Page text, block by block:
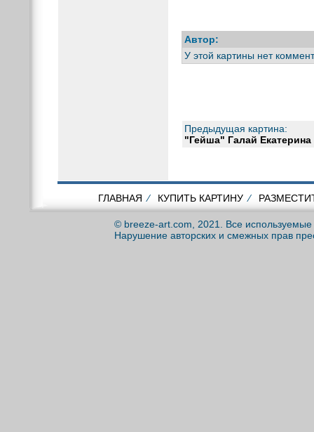
Автор:
У этой картины нет
Предыдущая картина:
"Гейша" Галай Екатерина
ГЛАВНАЯ ⁄ КУПИТЬ КАРТИНУ ⁄
© breeze-art.com, 2021. Все
Нарушение авторских и смежных прав